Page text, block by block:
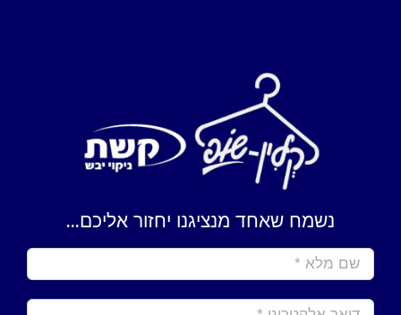
נשמח שאחד מנציגנו יחזור אליכם...